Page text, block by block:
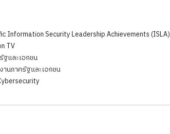
Information Security Leadership Achievements (ISLA)
TV
ฐและเอกชน
านภาครัฐและเอกชน